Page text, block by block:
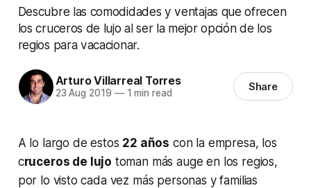
Descubre las comodidades y ventajas que ofrecen
los cruceros de lujo al ser la mejor opción de los
regios para vacacionar.
Arturo Villarreal Torres
23 Aug 2019 —1 min read Share
A lo largo de estos 22 años con la empresa, los
cruceros de lujo toman más auge en los regios,
por lo visto cada vez más personas y familias